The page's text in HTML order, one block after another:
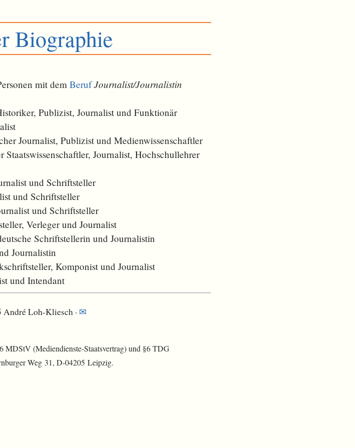
Biographie
mit dem Beruf Journalist/Journalistin
Publizist, Journalist und Funktionär
Journalist, Publizist und Medienwissenschaftler
Staatswissenschaftler, Journalist, Hochschullehrer
und Schriftsteller
und Schriftsteller
und Schriftsteller
Verleger und Journalist
Schriftstellerin und Journalistin
Journalistin
Komponist und Journalist
und Intendant
Loh-Kliesch · ✉
MDStV (Mediendienste-Staatsvertrag) und §6 TDG
Weg 31, D-04205 Leipzig.